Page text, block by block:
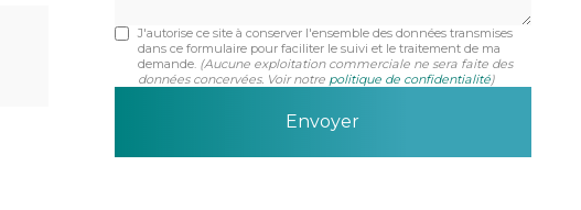
J'autorise ce site à conserver l'ensemble des données transmises
dans ce formulaire pour faciliter le suivi et le traitement de ma
demande. (Aucune exploitation commerciale ne sera faite des
données concervées. Voir notre politique de confidentialité)